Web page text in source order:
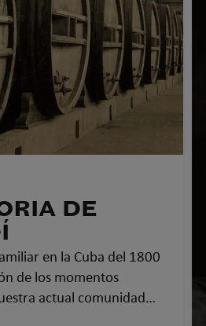
DE
en la Cuba del 1800
de los momentos
actual comunidad